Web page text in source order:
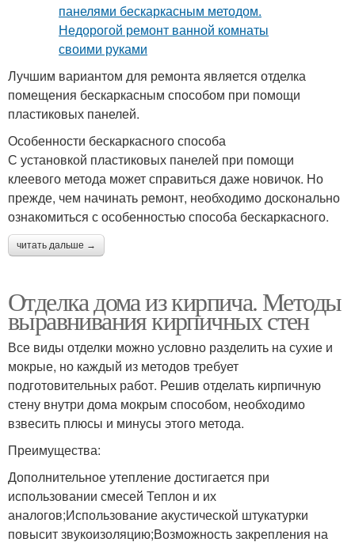
Лучшим вариантом для ремонта является отделка
помещения бескаркасным способом при помощи
пластиковых панелей.
Особенности бескаркасного способа
С установкой пластиковых панелей при помощи
клеевого метода может справиться даже новичок. Но
прежде, чем начинать ремонт, необходимо досконально
ознакомиться с особенностью способа бескаркасного.
читать дальше →
Отделка дома из кирпича. Методы
выравнивания кирпичных стен
Все виды отделки можно условно разделить на сухие и
мокрые, но каждый из методов требует
подготовительных работ. Решив отделать кирпичную
стену внутри дома мокрым способом, необходимо
взвесить плюсы и минусы этого метода.
Преимущества:
Дополнительное утепление достигается при
использовании смесей Теплон и их
аналогов;Использование акустической штукатурки
повысит звукоизоляцию;Возможность закрепления на